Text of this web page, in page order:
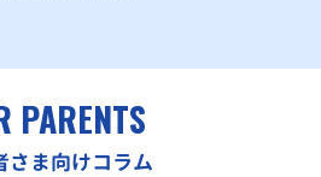
PARENTS
さま向けコラム